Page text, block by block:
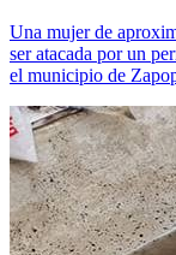
Una mujer de
ser atacada por un
el municipio de